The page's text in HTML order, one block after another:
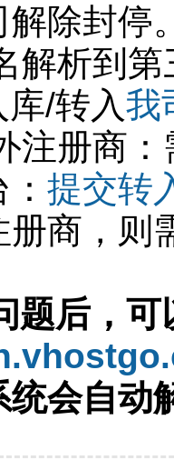
解除封停
解析到
/转入我
注册商
提交转
商，则
题后，可
会自动